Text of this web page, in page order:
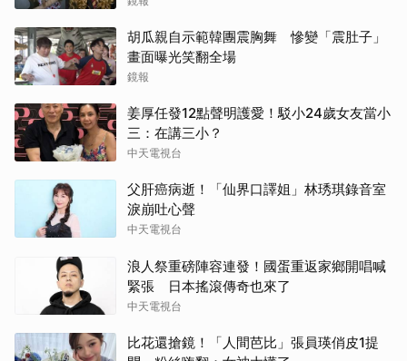
胡瓜親自示範韓團震胸舞 慘變「震肚子」
畫面曝光笑翻全場
鏡報
姜厚任發12點聲明護愛！駁小24歲女友當小
三：在講三小？
中天電視台
父肝癌病逝！「仙界口譯姐」林琇琪錄音室
淚崩吐心聲
中天電視台
浪人祭重磅陣容連發！國蛋重返家鄉開唱喊
緊張 日本搖滾傳奇也來了
中天電視台
比花還搶鏡！「人間芭比」張員瑛俏皮1提